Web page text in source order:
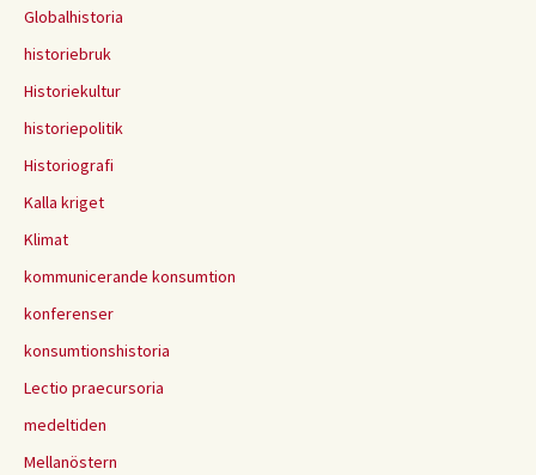
Globalhistoria
historiebruk
Historiekultur
historiepolitik
Historiografi
Kalla kriget
Klimat
kommunicerande konsumtion
konferenser
konsumtionshistoria
Lectio praecursoria
medeltiden
Mellanöstern